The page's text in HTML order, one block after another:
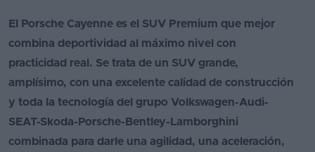
El Porsche Cayenne es el SUV Premium que mejor
combina deportividad al máximo nivel con
practicidad real. Se trata de un SUV grande,
amplísimo, con una excelente calidad de construcción
y toda la tecnología del grupo Volkswagen-Audi-
SEAT-Skoda-Porsche-Bentley-Lamborghini
combinada para darle una agilidad, una aceleración,